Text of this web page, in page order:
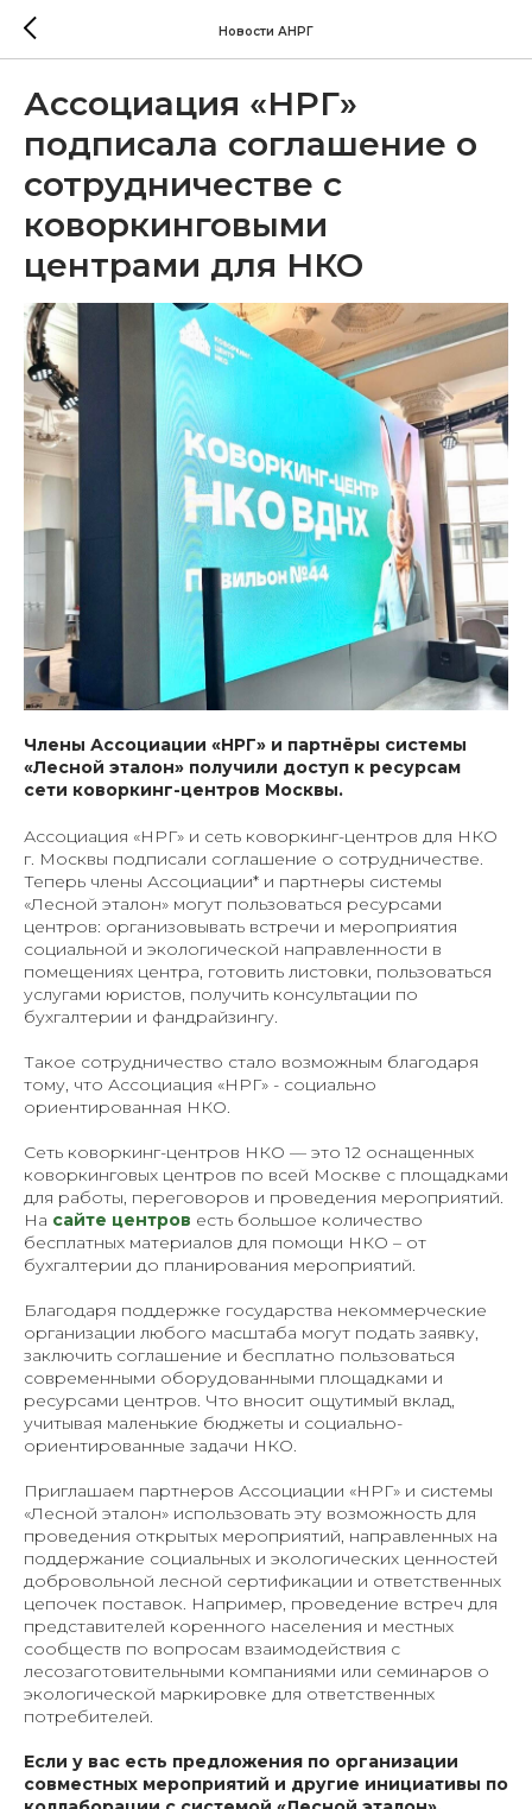
Новости АНРГ
Ассоциация «НРГ»
подписала соглашение о
сотрудничестве с
коворкинговыми
центрами для НКО
Члены Ассоциации «НРГ» и партнёры системы
«Лесной эталон» получили доступ к ресурсам
сети коворкинг-центров Москвы.
Ассоциация «НРГ» и сеть коворкинг-центров для НКО
г. Москвы подписали соглашение о сотрудничестве.
Теперь члены Ассоциации* и партнеры системы
«Лесной эталон» могут пользоваться ресурсами
центров: организовывать встречи и мероприятия
социальной и экологической направленности в
помещениях центра, готовить листовки, пользоваться
услугами юристов, получить консультации по
бухгалтерии и фандрайзингу.
Такое сотрудничество стало возможным благодаря
тому, что Ассоциация «НРГ» - социально
ориентированная НКО.
Сеть коворкинг-центров НКО — это 12 оснащенных
коворкинговых центров по всей Москве с площадками
для работы, переговоров и проведения мероприятий.
На сайте центров есть большое количество
бесплатных материалов для помощи НКО – от
бухгалтерии до планирования мероприятий.
Благодаря поддержке государства некоммерческие
организации любого масштаба могут подать заявку,
заключить соглашение и бесплатно пользоваться
современными оборудованными площадками и
ресурсами центров. Что вносит ощутимый вклад,
учитывая маленькие бюджеты и социально-
ориентированные задачи НКО.
Приглашаем партнеров Ассоциации «НРГ» и системы
«Лесной эталон» использовать эту возможность для
проведения открытых мероприятий, направленных на
поддержание социальных и экологических ценностей
добровольной лесной сертификации и ответственных
цепочек поставок. Например, проведение встреч для
представителей коренного населения и местных
сообществ по вопросам взаимодействия с
лесозаготовительными компаниями или семинаров о
экологической маркировке для ответственных
потребителей.
Если у вас есть предложения по организации
совместных мероприятий и другие инициативы по